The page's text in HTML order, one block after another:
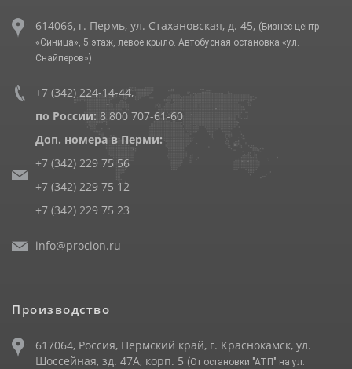
614066, г. Пермь, ул. Стахановская, д. 45, (Бизнес-центр
«Синица», 5 этаж, левое крыло. Автобусная остановка «ул.
Снайперов»)
+7 (342) 224-14-44,
по России: 8 800 707-61-60
Доп. номера в Перми:
+7 (342) 229 75 56
+7 (342) 229 75 12
+7 (342) 229 75 23
info@procion.ru
Производство
617064, Россия, Пермский край, г. Краснокамск, ул.
Шоссейная, зд. 47А, корп. 5 (От остановки "АТП" на ул.